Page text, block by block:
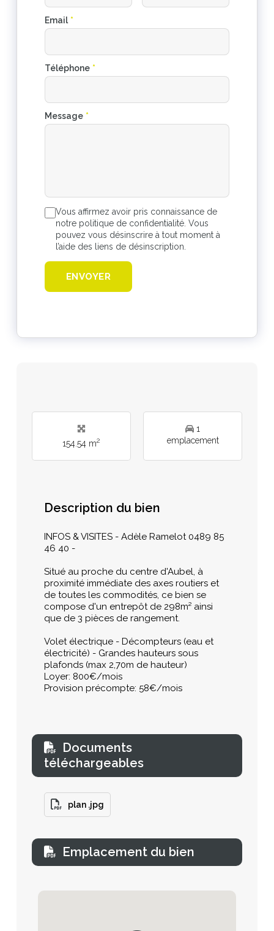
154.54 m2
1
emplacement
Description du bien
INFOS & VISITES - Adèle Ramelot 0489 85
46 40 -
Situé au proche du centre d'Aubel, à
proximité immédiate des axes routiers et
de toutes les commodités, ce bien se
compose d'un entrepôt de 298m² ainsi
que de 3 pièces de rangement.
Volet électrique - Décompteurs (eau et
électricité) - Grandes hauteurs sous
plafonds (max 2,70m de hauteur)
Loyer: 800€/mois
Provision précompte: 58€/mois
Documents
téléchargeables
plan .jpg
Emplacement du bien
Email *
Téléphone *
Message *
Vous affirmez avoir pris connaissance de
notre politique de confidentialité. Vous
pouvez vous désinscrire à tout moment à
l’aide des liens de désinscription.
ENVOYER